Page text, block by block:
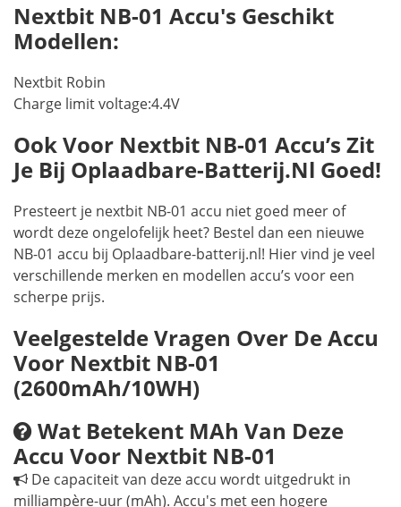
Nextbit NB-01 Accu's Geschikt
Modellen:
Nextbit Robin
Charge limit voltage:4.4V
Ook Voor Nextbit NB-01 Accu’s Zit
Je Bij Oplaadbare-Batterij.nl Goed!
Presteert je nextbit NB-01 accu niet goed meer of
wordt deze ongelofelijk heet? Bestel dan een nieuwe
NB-01 accu bij Oplaadbare-batterij.nl! Hier vind je veel
verschillende merken en modellen accu’s voor een
scherpe prijs.
Veelgestelde Vragen Over De Accu
Voor Nextbit NB-01
(2600mAh/10WH)
Wat Betekent MAh Van Deze
Accu Voor Nextbit NB-01
De capaciteit van deze accu wordt uitgedrukt in
milliampère-uur (mAh). Accu's met een hogere